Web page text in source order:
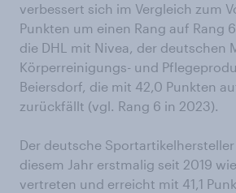
verbessert sich im Vergleich zum
Punkten um einen Rang auf Rang
die DHL mit Nivea, der deutschen
Körperreinigungs- und
Beiersdorf, die mit 42,0 Punkten
zurückfällt (vgl. Rang 6 in 2023).
Der deutsche
diesem Jahr erstmalig seit 2019
vertreten und erreicht mit 41,1